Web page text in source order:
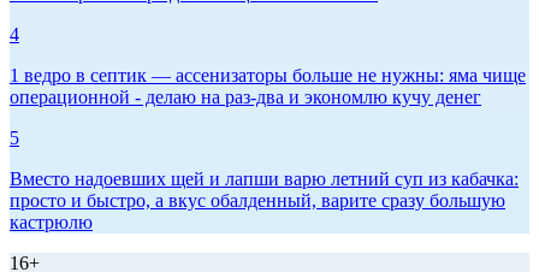
4
1 ведро в септик — ассенизаторы больше не нужны: яма чище
операционной - делаю на раз-два и экономлю кучу денег
5
Вместо надоевших щей и лапши варю летний суп из кабачка:
просто и быстро, а вкус обалденный, варите сразу большую
кастрюлю
16+